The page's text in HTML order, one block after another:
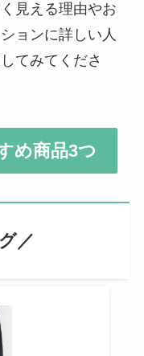
見える理由やお
ョンに詳しい人
てみてくださ
め商品3つ
／